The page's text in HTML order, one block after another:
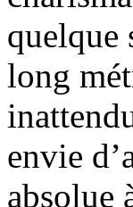
quelque
long
envie
absolue